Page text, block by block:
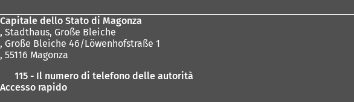
Capitale dello Stato di Magonza
, Stadthaus, Große Bleiche
, Große Bleiche 46/Löwenhofstraße 1
, 55116 Magonza
115 - Il numero di telefono delle autorità
Accesso rapido